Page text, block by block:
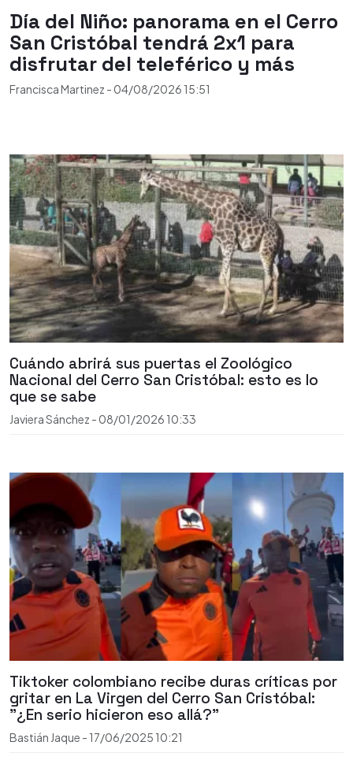
Día del Niño: panorama en el Cerro
San Cristóbal tendrá 2x1 para
disfrutar del teleférico y más
Francisca Martinez - 04/08/2026 15:51
Cuándo abrirá sus puertas el Zoológico
Nacional del Cerro San Cristóbal: esto es lo
que se sabe
Javiera Sánchez - 08/01/2026 10:33
Tiktoker colombiano recibe duras críticas por
gritar en La Virgen del Cerro San Cristóbal:
"¿En serio hicieron eso allá?"
Bastián Jaque - 17/06/2025 10:21